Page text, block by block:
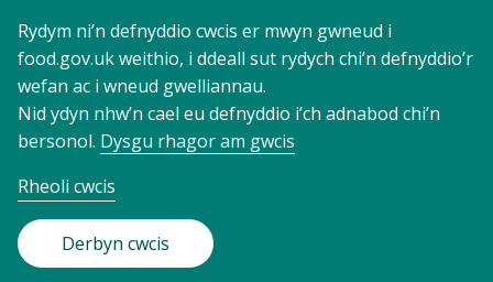
Rydym ni’n defnyddio cwcis er mwyn gwneud i
food.gov.uk weithio, i ddeall sut rydych chi’n defnyddio’r
wefan ac i wneud gwelliannau.
Nid ydyn nhw’n cael eu defnyddio i’ch adnabod chi’n
bersonol. Dysgu rhagor am gwcis
Rheoli cwcis
Derbyn cwcis